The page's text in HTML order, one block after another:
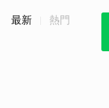
最新 熱門